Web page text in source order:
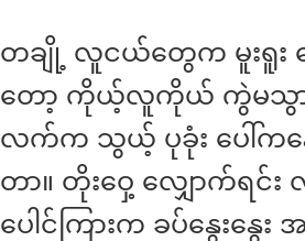
တချို့ လူငယ်တွေက မူးရူး အ
တော့ ကိုယ့်လူကိုယ် ကွဲမသွာ
လက်က သွယ့် ပုခုံး ပေါ်ကနေ
တာ။ တိုးဝှေ့ လျှောက်ရင်
ပေါင်ကြားက ခပ်နွေးနွ